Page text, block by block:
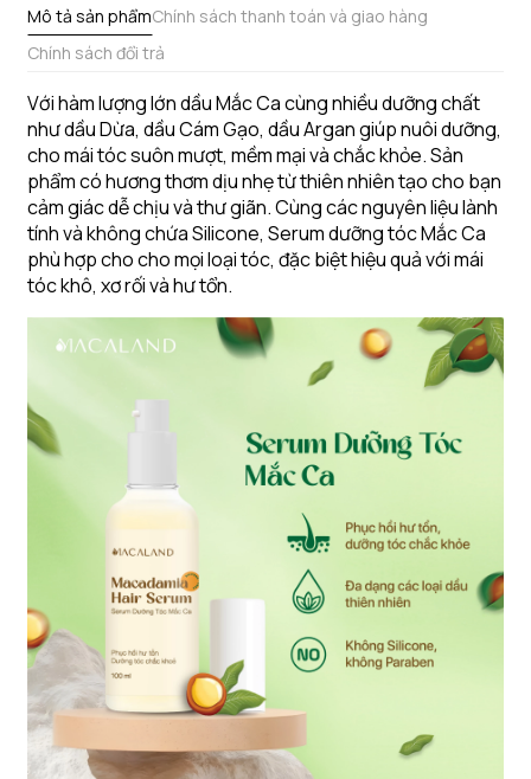
Mô tả sản phẩmChính sách thanh toán và giao hàng
Chính sách đổi trả
Với hàm lượng lớn dầu Mắc Ca cùng nhiều dưỡng chất
như dầu Dừa, dầu Cám Gạo, dầu Argan giúp nuôi dưỡng,
cho mái tóc suôn mượt, mềm mại và chắc khỏe. Sản
phẩm có hương thơm dịu nhẹ từ thiên nhiên tạo cho bạn
cảm giác dễ chịu và thư giãn. Cùng các nguyên liệu lành
tính và không chứa Silicone, Serum dưỡng tóc Mắc Ca
phù hợp cho cho mọi loại tóc, đặc biệt hiệu quả với mái
tóc khô, xơ rối và hư tổn.